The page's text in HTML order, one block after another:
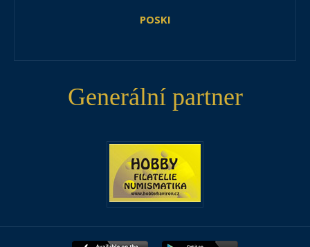
POSKI
Generální partner